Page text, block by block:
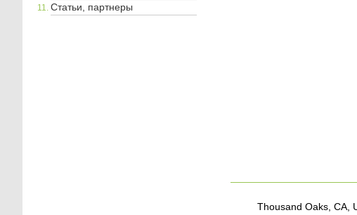
Статьи, партнеры
Thousand Oaks, CA,